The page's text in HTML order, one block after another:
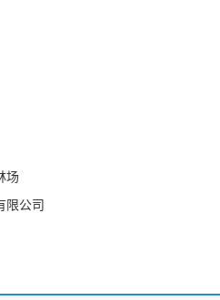
场
限公司